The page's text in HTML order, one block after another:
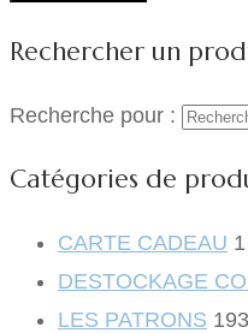
Rechercher un
Recherche pour :
Catégories de
CARTE CADEAU 1
DESTOCKAGE
LES PATRONS 193